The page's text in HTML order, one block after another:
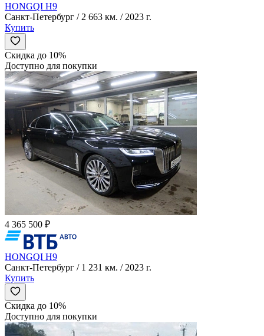
HONGQI H9
Санкт-Петербург / 2 663 км. / 2023 г.
Купить
Скидка до 10%
Доступно для покупки
4 365 500 ₽
HONGQI H9
Санкт-Петербург / 1 231 км. / 2023 г.
Купить
Скидка до 10%
Доступно для покупки